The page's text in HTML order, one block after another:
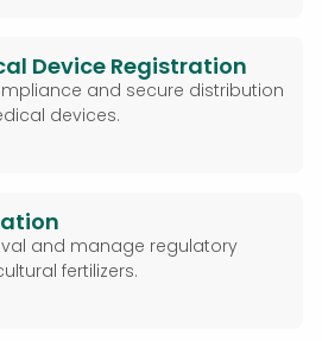
Device Registration
and secure distribution
devices.
and manage regulatory
fertilizers.